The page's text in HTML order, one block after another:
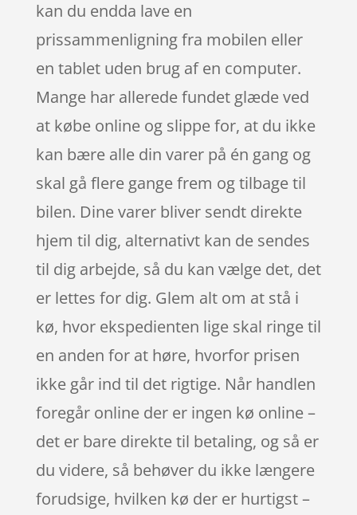
kan du endda lave en
prissammenligning fra mobilen eller
en tablet uden brug af en computer.
Mange har allerede fundet glæde ved
at købe online og slippe for, at du ikke
kan bære alle din varer på én gang og
skal gå flere gange frem og tilbage til
bilen. Dine varer bliver sendt direkte
hjem til dig, alternativt kan de sendes
til dig arbejde, så du kan vælge det, det
er lettes for dig. Glem alt om at stå i
kø, hvor ekspedienten lige skal ringe til
en anden for at høre, hvorfor prisen
ikke går ind til det rigtige. Når handlen
foregår online der er ingen kø online –
det er bare direkte til betaling, og så er
du videre, så behøver du ikke længere
forudsige, hvilken kø der er hurtigst –